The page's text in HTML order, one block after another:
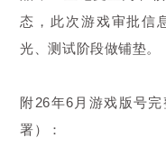
态，此次游戏审批信
光、测试阶段做铺垫。
附26年6月游戏版号
署）：